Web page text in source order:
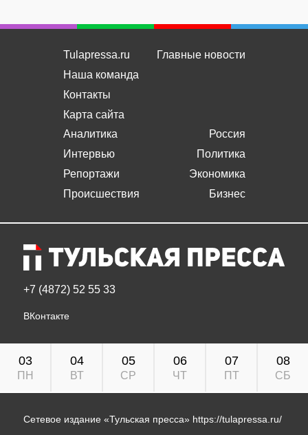
Tulapressa.ru
Наша команда
Контакты
Карта сайта
Главные новости
Аналитика
Интервью
Репортажи
Происшествия
Россия
Политика
Экономика
Бизнес
+7 (4872) 52 55 33
ВКонтакте
03
ПН
04
ВТ
05
СР
06
ЧТ
07
ПТ
08
СБ
Сетевое издание «Тульская пресса» https://tulapressa.ru/